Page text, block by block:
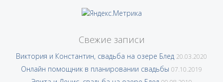
Свежие записи
Виктория и Константин, свадьба на озере Блед 20.03.2020
Онлайн помощник в планировании свадьбы 07.10.2019